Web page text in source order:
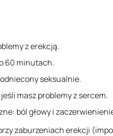
z erekcją.
60 minutach.
seksualnie.
masz problemy z sercem.
ból głowy i
zaburzeniach erekcji